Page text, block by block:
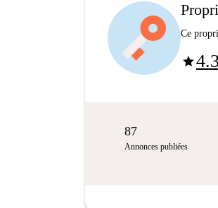
Ce
star
87
Annonces publiées